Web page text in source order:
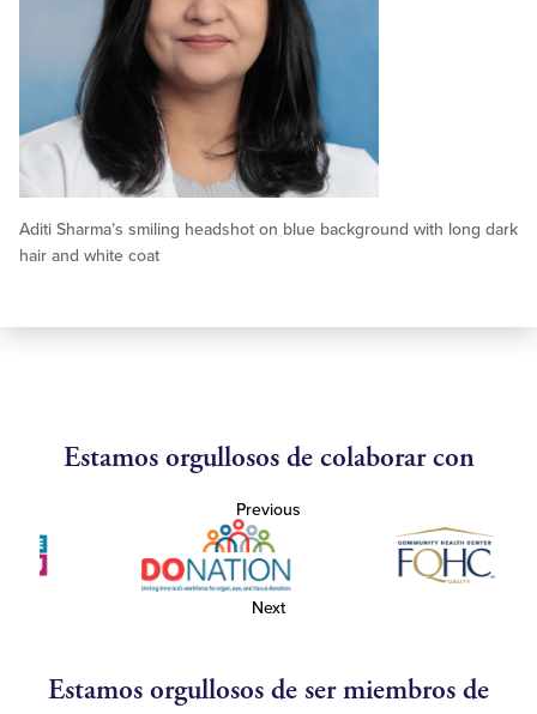
Aditi Sharma’s smiling headshot on blue background with long dark
hair and white coat
Estamos orgullosos de colaborar con
Previous
Next
Estamos orgullosos de ser miembros de